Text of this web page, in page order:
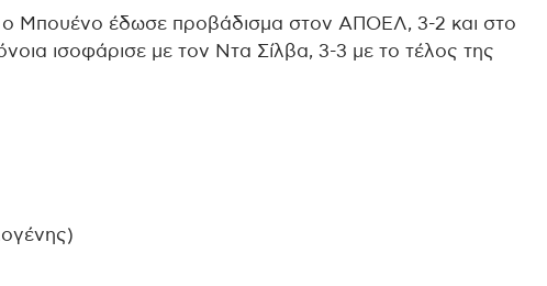
ο Μπουένο έδωσε προβάδισμα στον ΑΠΟΕΛ, 3-2 και στο
ισοφάρισε με τον Ντα Σίλβα, 3-3 με το τέλος της